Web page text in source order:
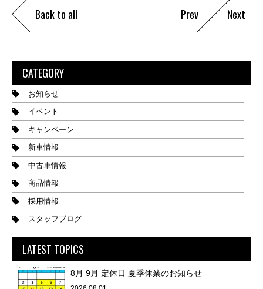
Back to all Prev Next
CATEGORY
お知らせ
イベント
キャンペーン
新車情報
中古車情報
商品情報
採用情報
スタッフブログ
LATEST TOPICS
8月 9月 定休日 夏季休業のお知らせ